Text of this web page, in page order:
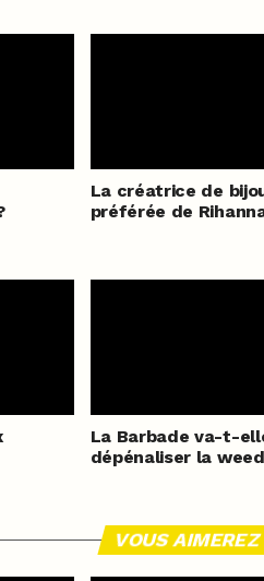
La créatrice de
préférée de
La Barbade va-t-
dépénaliser la
VOUS